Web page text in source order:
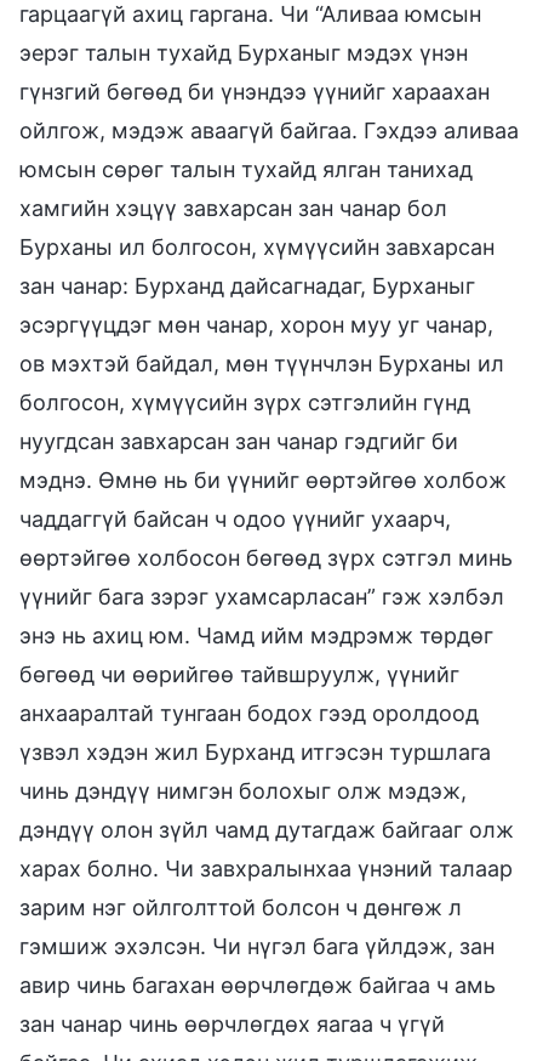
гарцаагүй ахиц гаргана. Чи “Аливаа юмсын
эерэг талын тухайд Бурханыг мэдэх үнэн
гүнзгий бөгөөд би үнэндээ үүнийг хараахан
ойлгож, мэдэж аваагүй байгаа. Гэхдээ аливаа
юмсын сөрөг талын тухайд ялган танихад
хамгийн хэцүү завхарсан зан чанар бол
Бурханы ил болгосон, хүмүүсийн завхарсан
зан чанар: Бурханд дайсагнадаг, Бурханыг
эсэргүүцдэг мөн чанар, хорон муу уг чанар,
ов мэхтэй байдал, мөн түүнчлэн Бурханы ил
болгосон, хүмүүсийн зүрх сэтгэлийн гүнд
нуугдсан завхарсан зан чанар гэдгийг би
мэднэ. Өмнө нь би үүнийг өөртэйгөө холбож
чаддаггүй байсан ч одоо үүнийг ухаарч,
өөртэйгөө холбосон бөгөөд зүрх сэтгэл минь
үүнийг бага зэрэг ухамсарласан” гэж хэлбэл
энэ нь ахиц юм. Чамд ийм мэдрэмж төрдөг
бөгөөд чи өөрийгөө тайвшруулж, үүнийг
анхааралтай тунгаан бодох гээд оролдоод
үзвэл хэдэн жил Бурханд итгэсэн туршлага
чинь дэндүү нимгэн болохыг олж мэдэж,
дэндүү олон зүйл чамд дутагдаж байгааг олж
харах болно. Чи завхралынхаа үнэний талаар
зарим нэг ойлголттой болсон ч дөнгөж л
гэмшиж эхэлсэн. Чи нүгэл бага үйлдэж, зан
авир чинь багахан өөрчлөгдөж байгаа ч амь
зан чанар чинь өөрчлөгдөх яагаа ч үгүй